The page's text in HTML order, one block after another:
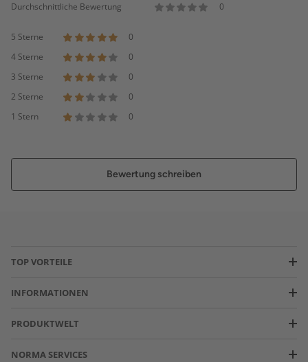
Durchschnittliche Bewertung 0
5 Sterne
0
4 Sterne
0
3 Sterne
0
2 Sterne
0
1 Stern
0
Bewertung schreiben
TOP VORTEILE
INFORMATIONEN
PRODUKTWELT
NORMA SERVICES